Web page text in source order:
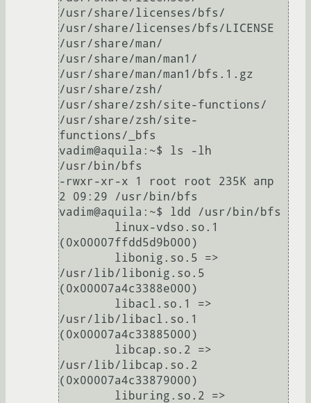
/usr/share/licenses/bfs/
/usr/share/licenses/bfs/LICENSE
/usr/share/man/
/usr/share/man/man1/
/usr/share/man/man1/bfs.1.gz
/usr/share/zsh/
/usr/share/zsh/site-functions/
/usr/share/zsh/site-
functions/_bfs
vadim@aquila:~$ ls -lh
/usr/bin/bfs
-rwxr-xr-x 1 root root 235K апр
2 09:29 /usr/bin/bfs
vadim@aquila:~$ ldd /usr/bin/bfs
(0x00007ffdd5d9b000)
/usr/lib/libonig.so.5
(0x00007a4c3388e000)
/usr/lib/libacl.so.1
(0x00007a4c33885000)
/usr/lib/libcap.so.2
(0x00007a4c33879000)